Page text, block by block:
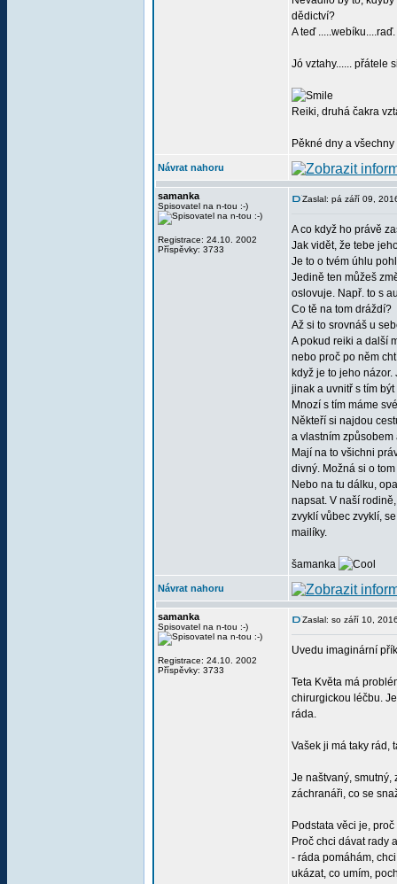
dědictví?
A teď .....webíku....raď.
Jó vztahy...... přátele
Reiki, druhá čakra
Pěkné dny a
Návrat nahoru
samanka
Spisovatel na n-tou :-)
Registrace: 24.10. 2002
Příspěvky: 3733
Zaslal: pá září 09,
A co když ho právě
Jak vidět, že tebe
Je to o tvém úhlu
Jedině ten můžeš
oslovuje. Např. to s
Co tě na tom dráždí?
Až si to srovnáš u
A pokud reiki a další
nebo proč po něm
když je to jeho
jinak a uvnitř s tím
Mnozí s tím máme
Někteří si najdou
a vlastním
Mají na to všichni
divný. Možná si o
Nebo na tu dálku,
napsat. V naší
zvyklí vůbec zvyklí,
mailíky.
šamanka
Návrat nahoru
samanka
Spisovatel na n-tou :-)
Registrace: 24.10. 2002
Příspěvky: 3733
Zaslal: so září 10,
Uvedu imaginární
Teta Květa má
chirurgickou léčbu.
ráda.
Vašek ji má taky rád,
Je naštvaný,
záchranáři, co se
Podstata věci je,
Proč chci dávat rady
- ráda pomáhám,
ukázat, co umím,